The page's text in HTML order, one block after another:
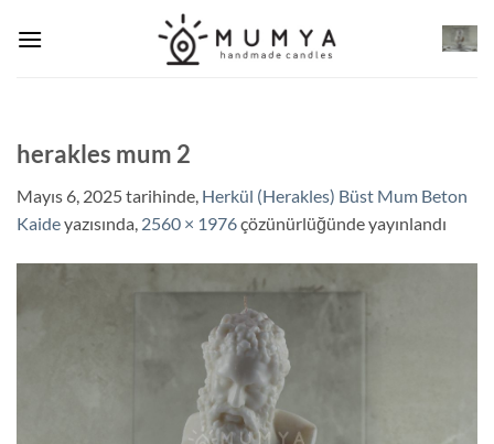
atla
herakles mum 2
Mayıs 6, 2025tarihinde, Herkül (Herakles) Büst Mum Beton
Kaideyazısında, 2560 × 1976çözünürlüğünde yayınlandı